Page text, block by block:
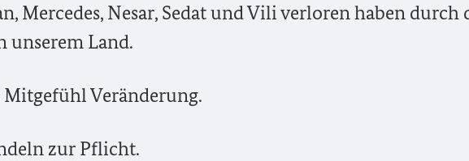
Mercedes, Nesar, Sedat und Vili verloren haben durch
Land.
Veränderung.
zur Pflicht.